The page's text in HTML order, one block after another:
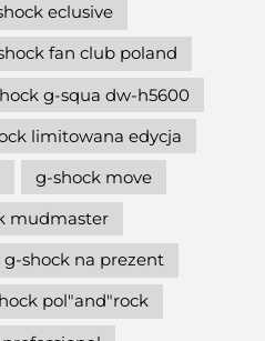
eclusive
fan club poland
g-squa dw-h5600
limitowana edycja
g-shock move
mudmaster
g-shock na prezent
pol"and"rock